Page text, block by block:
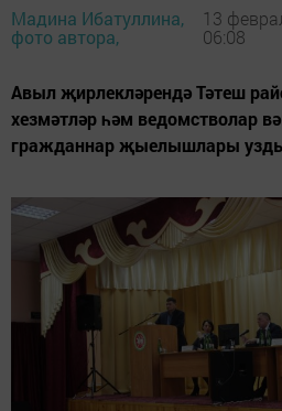
Мадина Ибатуллина,
фото автора,
13
06:08
Авыл җирлекләрендә Тәтеш
хезмәтләр һәм ведомстволар
гражданнар җыелышлары